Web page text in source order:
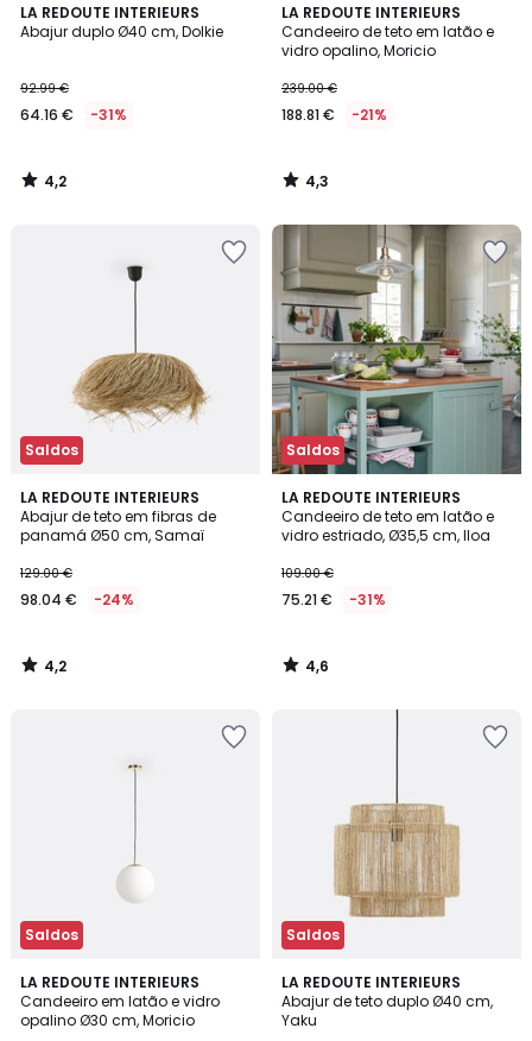
LA REDOUTE INTERIEURS
Abajur duplo Ø40 cm, Dolkie
92.99 €
64.16 € -31%
4,2
/ 5
4,2
/
LA REDOUTE INTERIEURS
Candeeiro de teto em latão e
vidro opalino, Moricio
239.00 €
188.81 € -21%
4,3
/ 5
4,3
/
Saldos
LA REDOUTE INTERIEURS
Abajur de teto em fibras de
panamá Ø50 cm, Samaï
129.00 €
98.04 € -24%
4,2
/ 5
4,2
/
Saldos
LA REDOUTE INTERIEURS
Candeeiro de teto em latão e
vidro estriado, Ø35,5 cm, Iloa
109.00 €
75.21 € -31%
4,6
/ 5
4,6
/
Saldos
LA REDOUTE INTERIEURS
Candeeiro em latão e vidro
opalino Ø30 cm, Moricio
4,5
/ 5
Saldos
LA REDOUTE INTERIEURS
Abajur de teto duplo Ø40 cm,
Yaku
4,7
/ 5